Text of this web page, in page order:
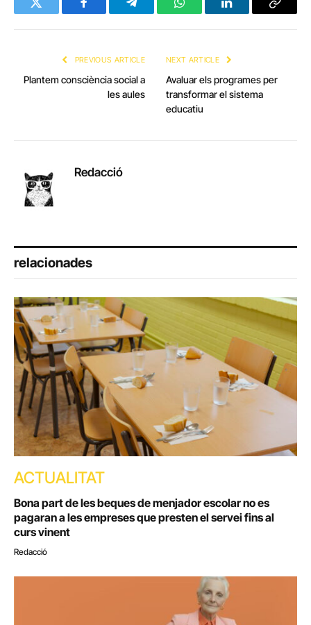
Twitter FacebookTelegramWhatsAppLinkedInCopy
PREVIOUS ARTICLE
Plantem consciència social a
les aules
NEXT ARTICLE
Avaluar els programes per
transformar el sistema
educatiu
Redacció
relacionades
ACTUALITAT
Bona part de les beques de menjador escolar no es
pagaran a les empreses que presten el servei fins al
curs vinent
Redacció